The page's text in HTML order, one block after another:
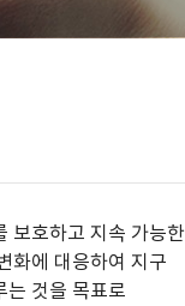
보호하고 지속 가능한
화에 대응하여 지구
는 것을 목표로